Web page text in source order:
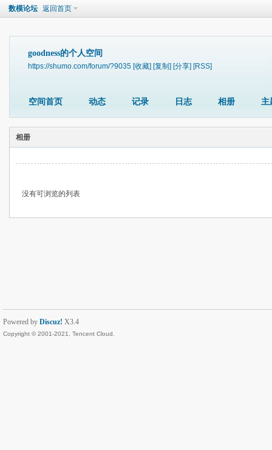
数模论坛 返回首页
goodness的个人空间
https://shumo.com/forum/?9035 [收藏] [复制] [分享] [RSS]
空间首页 动态 记录 日志 相册 主
相册
没有可浏览的列表
Powered by Discuz! X3.4
Copyright © 2001-2021, Tencent Cloud.